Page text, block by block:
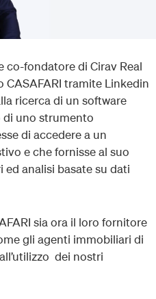
co-fondatore di Cirav Real
CASAFARI tramite Linkedin
ricerca di un software
di uno strumento
di accedere a un
e che fornisse al suo
analisi basate su dati
sia ora il loro fornitore
gli agenti immobiliari di
dei nostri